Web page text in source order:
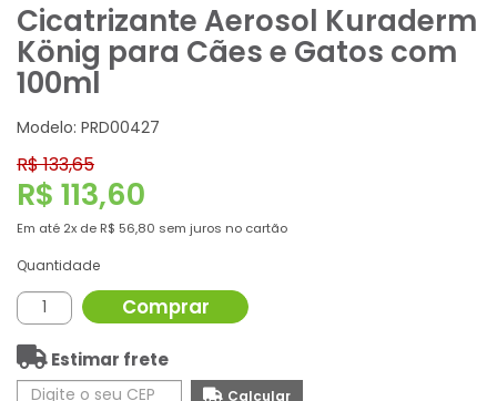
Cicatrizante Aerosol Kuraderm
König para Cães e Gatos com
100ml
Modelo: PRD00427
R$ 133,65
R$ 113,60
Em até 2x de R$ 56,80 sem juros no cartão
Quantidade
Comprar
Estimar frete